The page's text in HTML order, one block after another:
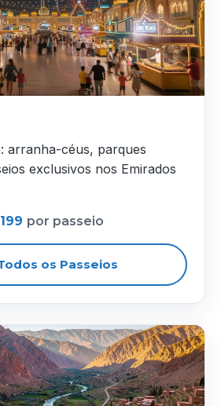
arranha-céus, parques
exclusivos nos Emirados
por passeio
os Passeios